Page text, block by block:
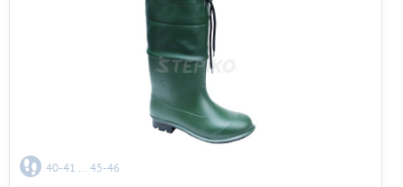
40-41 ... 45-46